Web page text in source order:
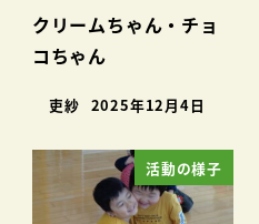
クリームちゃん・チョ
コちゃん
吏紗 2025年12月4日
活動の様子